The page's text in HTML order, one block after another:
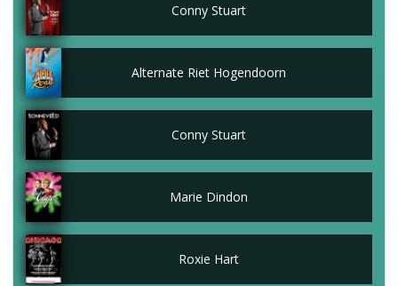
Conny Stuart
Alternate Riet Hogendoorn
Conny Stuart
Marie Dindon
Roxie Hart